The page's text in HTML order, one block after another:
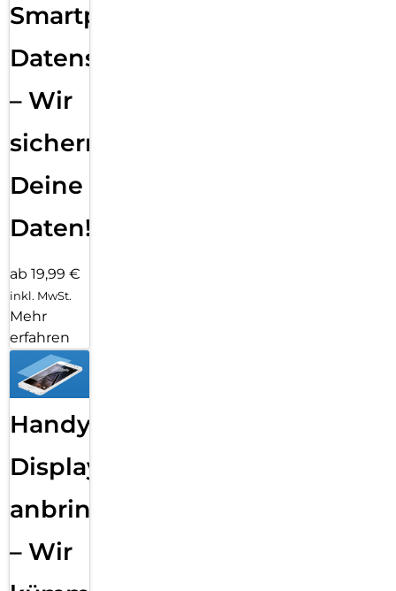
Smartphone
Datensicherung
– Wir
sichern
Deine
Daten!
ab 19,99 €
inkl. MwSt.
Mehr
erfahren
Handy
Displayfolie
anbringen
– Wir